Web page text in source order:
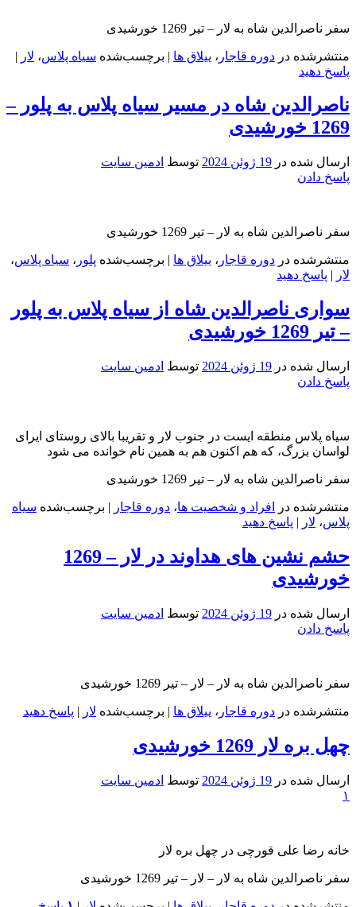
سفر ناصرالدین شاه به لار – تیر 1269 خورشیدی
منتشرشده در دوره قاجار ، ییلاق ها | برچسب‌شده سیاه پلاس، لار |
پاسخ دهید
ناصرالدین شاه در مسیر سیاه پلاس به پلور –
1269 خورشیدی
ارسال شده در 19 ژوئن 2024 توسط ادمین سایت
پاسخ دادن
سفر ناصرالدین شاه به لار – تیر 1269 خورشیدی
منتشرشده در دوره قاجار ، ییلاق ها | برچسب‌شده پلور ، سیاه پلاس،
لار | پاسخ دهید
سواری ناصرالدین شاه از سیاه پلاس به پلور
– تیر 1269 خورشیدی
ارسال شده در 19 ژوئن 2024 توسط ادمین سایت
پاسخ دادن
سیاه پلاس منطقه ایست در جنوب لار و تقریبا بالای روستای ایرای
لواسان بزرگ، که هم اکنون هم به همین نام خوانده می شود
سفر ناصرالدین شاه به لار – تیر 1269 خورشیدی
منتشرشده در افراد و شخصیت ها، دوره قاجار | برچسب‌شده سیاه
پلاس، لار | پاسخ دهید
حشم نشین های هداوند در لار – 1269
خورشیدی
ارسال شده در 19 ژوئن 2024 توسط ادمین سایت
پاسخ دادن
سفر ناصرالدین شاه به لار – لار – تیر 1269 خورشیدی
منتشرشده در دوره قاجار ، ییلاق ها | برچسب‌شده لار | پاسخ دهید
چهل بره لار 1269 خورشیدی
ارسال شده در 19 ژوئن 2024 توسط ادمین سایت
۱
خانه رضا علی قورچی در چهل بره لار
سفر ناصرالدین شاه به لار – لار – تیر 1269 خورشیدی